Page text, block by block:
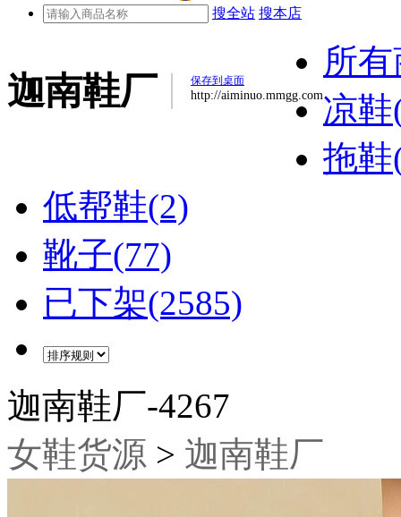
搜全站 搜本店
迦南鞋厂 保存到桌面
http://aiminuo.mmgg.com
所
凉鞋
拖鞋
低帮鞋(2)
靴子(77)
已下架(2585)
迦南鞋厂-4267
女鞋货源 > 迦南鞋厂